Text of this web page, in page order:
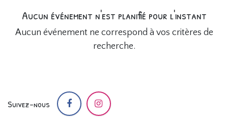
Aucun événement n'est planifié pour l'instant
Aucun événement ne correspond à vos critères de
recherche.
Suivez-nous